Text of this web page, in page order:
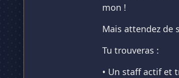
mon !
Mais attendez de
Tu trouveras :
• Un staff actif et